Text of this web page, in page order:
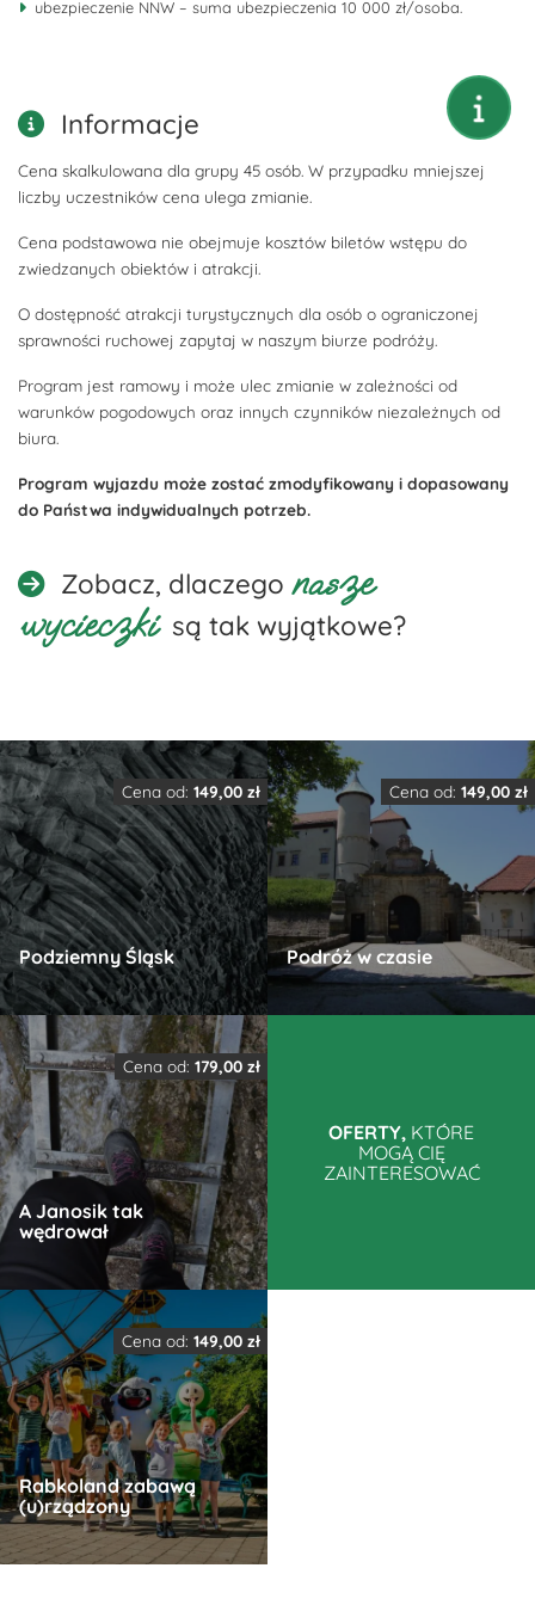
ubezpieczenie NNW – suma ubezpieczenia 10 000 zł/osoba.
Informacje
Cena skalkulowana dla grupy 45 osób. W przypadku mniejszej
liczby uczestników cena ulega zmianie.
Cena podstawowa nie obejmuje kosztów biletów wstępu do
zwiedzanych obiektów i atrakcji.
O dostępność atrakcji turystycznych dla osób o ograniczonej
sprawności ruchowej zapytaj w naszym biurze podróży.
Program jest ramowy i może ulec zmianie w zależności od
warunków pogodowych oraz innych czynników niezależnych od
biura.
Program wyjazdu może zostać zmodyfikowany i dopasowany
do Państwa indywidualnych potrzeb.
Zobacz, dlaczego nasze
wycieczki są tak wyjątkowe?
Podziemny Śląsk
Cena od: 149,00 zł
Ten
produkt
ma
wiele
wariantów.
Opcje
można
wybrać
stronie
produktu
Podróż w czasie
Cena od: 149,00 zł
Ten
wiele
wariantów.
Opcje
można
wybrać
na
stronie
A Janosik tak
wędrował
Cena od: 179,00 zł
Ten
produkt
ma
wiele
wariantów.
Opcje
można
wybrać
na
Rabkoland zabawą
(u)rządzony
Cena od: 149,00 zł
OFERTY, KTÓRE
MOGĄ CIĘ
ZAINTERESOWAĆ